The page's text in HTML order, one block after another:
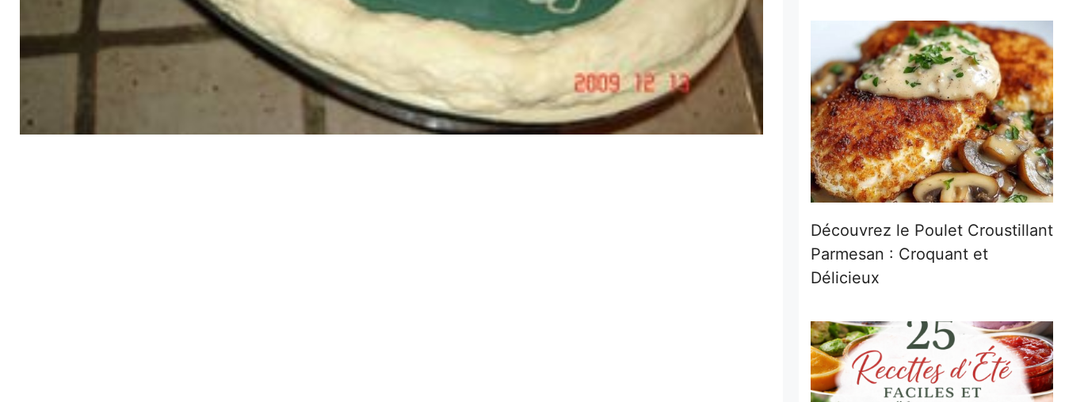
Découvrez le Poulet Croustillant
Parmesan : Croquant et
Délicieux